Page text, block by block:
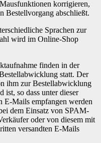
korrigieren,
Bestellvorgang abschließt.
Sprachen zur
wird im Online-Shop
finden in der
statt. Der
ihm zur Bestellabwicklung
ist, so dass unter dieser
E-Mails empfangen werden
dem Einsatz von SPAM-
oder von diesem mit
versandten E-Mails